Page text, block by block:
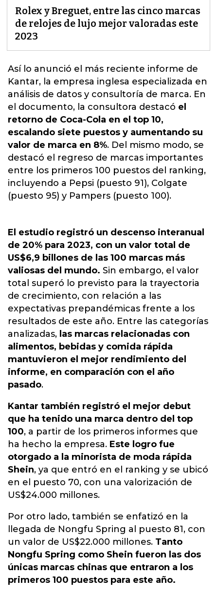
Rolex y Breguet, entre las cinco marcas
de relojes de lujo mejor valoradas este
2023
Así lo anunció el más reciente informe de
Kantar, la empresa inglesa especializada en
análisis de datos y consultoría de marca. En
el documento, la consultora destacó el
retorno de Coca-Cola en el top 10,
escalando siete puestos y aumentando su
valor de marca en 8%. Del mismo modo, se
destacó el regreso de marcas importantes
entre los primeros 100 puestos del ranking,
incluyendo a Pepsi (puesto 91), Colgate
(puesto 95) y Pampers (puesto 100).
El estudio registró un descenso interanual
de 20% para 2023, con un valor total de
US$6,9 billones de las 100 marcas más
valiosas del mundo. Sin embargo, el valor
total superó lo previsto para la trayectoria
de crecimiento, con relación a las
expectativas prepandémicas frente a los
resultados de este año. Entre las categorías
analizadas, las marcas relacionadas con
alimentos, bebidas y comida rápida
mantuvieron el mejor rendimiento del
informe, en comparación con el año
pasado.
Kantar también registró el mejor debut
que ha tenido una marca dentro del top
100, a partir de los primeros informes que
ha hecho la empresa. Este logro fue
otorgado a la minorista de moda rápida
Shein, ya que entró en el ranking y se ubicó
en el puesto 70, con una valorización de
US$24.000 millones.
Por otro lado, también se enfatizó en la
llegada de Nongfu Spring al puesto 81, con
un valor de US$22.000 millones. Tanto
Nongfu Spring como Shein fueron las dos
únicas marcas chinas que entraron a los
primeros 100 puestos para este año.